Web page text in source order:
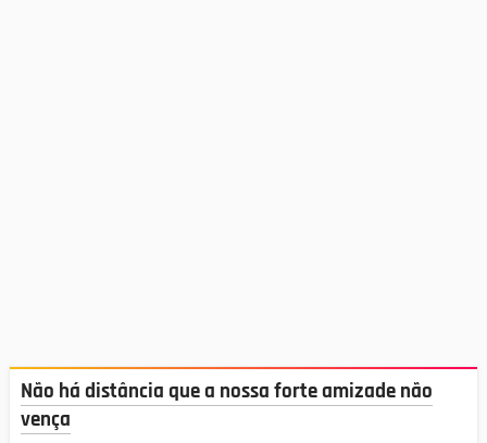
Não há distância que a nossa forte amizade não
vença